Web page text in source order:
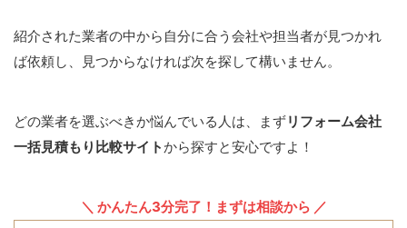
紹介された業者の中から自分に合う会社や担当者が見つかれ
ば依頼し、見つからなければ次を探して構いません。
どの業者を選ぶべきか悩んでいる人は、まずリフォーム会社
一括見積もり比較サイトから探すと安心ですよ！
＼ かんたん3分完了！まずは相談から ／